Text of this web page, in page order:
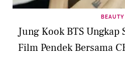
BEAUTY
Jung Kook BTS Ungkap
Film Pendek Bersama